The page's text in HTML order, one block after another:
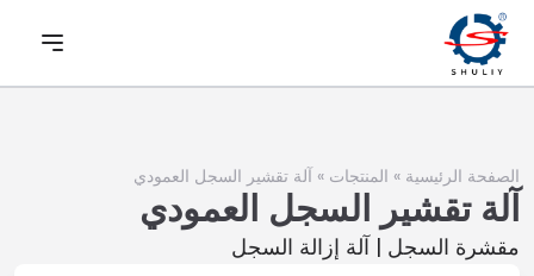
الصفحة الرئيسية » المنتجات » آلة تقشير السجل العمودي
آلة تقشير السجل العمودي
مقشرة السجل | آلة إزالة السجل